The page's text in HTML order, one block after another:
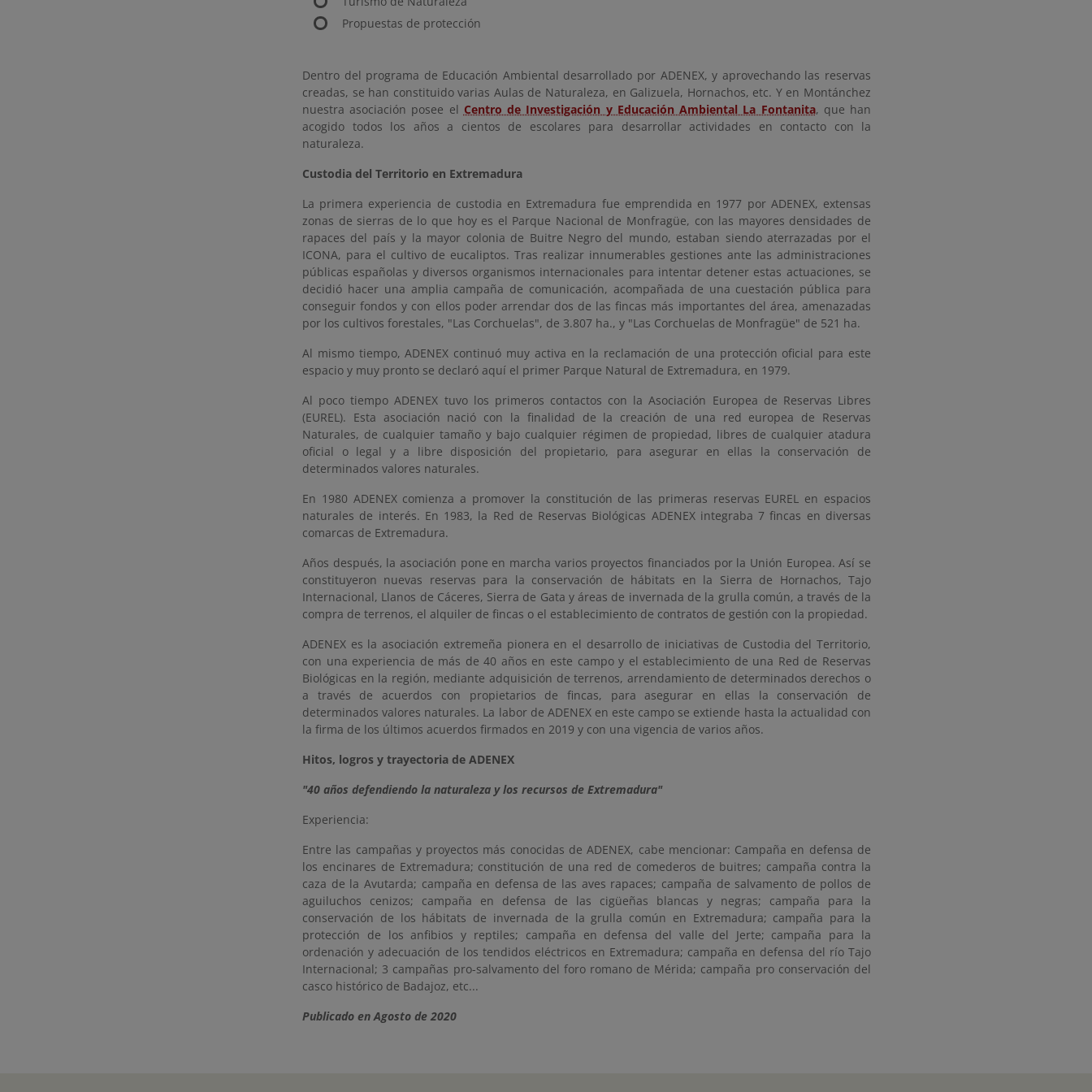
Propuestas de protección
Dentro del programa de Educación Ambiental desarrollado por ADENEX, y aprovechando las reservas
creadas, se han constituido varias Aulas de Naturaleza, en Galizuela, Hornachos, etc. Y en Montánchez
nuestra asociación posee el Centro de Investigación y Educación Ambiental La Fontanita, que han
acogido todos los años a cientos de escolares para desarrollar actividades en contacto con la
naturaleza.
Custodia del Territorio en Extremadura
La primera experiencia de custodia en Extremadura fue emprendida en 1977 por ADENEX, extensas
zonas de sierras de lo que hoy es el Parque Nacional de Monfragüe, con las mayores densidades de
rapaces del país y la mayor colonia de Buitre Negro del mundo, estaban siendo aterrazadas por el
ICONA, para el cultivo de eucaliptos. Tras realizar innumerables gestiones ante las administraciones
públicas españolas y diversos organismos internacionales para intentar detener estas actuaciones, se
decidió hacer una amplia campaña de comunicación, acompañada de una cuestación pública para
conseguir fondos y con ellos poder arrendar dos de las fincas más importantes del área, amenazadas
por los cultivos forestales, "Las Corchuelas", de 3.807 ha., y "Las Corchuelas de Monfragüe" de 521 ha.
Al mismo tiempo, ADENEX continuó muy activa en la reclamación de una protección oficial para este
espacio y muy pronto se declaró aquí el primer Parque Natural de Extremadura, en 1979.
Al poco tiempo ADENEX tuvo los primeros contactos con la Asociación Europea de Reservas Libres
(EUREL). Esta asociación nació con la finalidad de la creación de una red europea de Reservas
Naturales, de cualquier tamaño y bajo cualquier régimen de propiedad, libres de cualquier atadura
oficial o legal y a libre disposición del propietario, para asegurar en ellas la conservación de
determinados valores naturales.
En 1980 ADENEX comienza a promover la constitución de las primeras reservas EUREL en espacios
naturales de interés. En 1983, la Red de Reservas Biológicas ADENEX integraba 7 fincas en diversas
comarcas de Extremadura.
Años después, la asociación pone en marcha varios proyectos financiados por la Unión Europea. Así se
constituyeron nuevas reservas para la conservación de hábitats en la Sierra de Hornachos, Tajo
Internacional, Llanos de Cáceres, Sierra de Gata y áreas de invernada de la grulla común, a través de la
compra de terrenos, el alquiler de fincas o el establecimiento de contratos de gestión con la propiedad.
ADENEX es la asociación extremeña pionera en el desarrollo de iniciativas de Custodia del Territorio,
con una experiencia de más de 40 años en este campo y el establecimiento de una Red de Reservas
Biológicas en la región, mediante adquisición de terrenos, arrendamiento de determinados derechos o
a través de acuerdos con propietarios de fincas, para asegurar en ellas la conservación de
determinados valores naturales. La labor de ADENEX en este campo se extiende hasta la actualidad con
la firma de los últimos acuerdos firmados en 2019 y con una vigencia de varios años.
Hitos, logros y trayectoria de ADENEX
"40 años defendiendo la naturaleza y los recursos de Extremadura"
Experiencia:
Entre las campañas y proyectos más conocidas de ADENEX, cabe mencionar: Campaña en defensa de
los encinares de Extremadura; constitución de una red de comederos de buitres; campaña contra la
caza de la Avutarda; campaña en defensa de las aves rapaces; campaña de salvamento de pollos de
aguiluchos cenizos; campaña en defensa de las cigüeñas blancas y negras; campaña para la
conservación de los hábitats de invernada de la grulla común en Extremadura; campaña para la
protección de los anfibios y reptiles; campaña en defensa del valle del Jerte; campaña para la
ordenación y adecuación de los tendidos eléctricos en Extremadura; campaña en defensa del río Tajo
Internacional; 3 campañas pro-salvamento del foro romano de Mérida; campaña pro conservación del
casco histórico de Badajoz, etc...
Publicado en Agosto de 2020